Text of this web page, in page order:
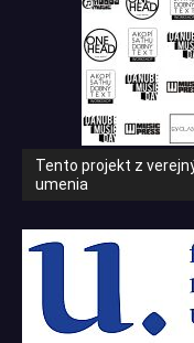
Tento projekt z
umenia